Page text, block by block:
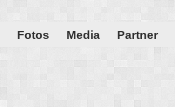
Fotos Media Partner